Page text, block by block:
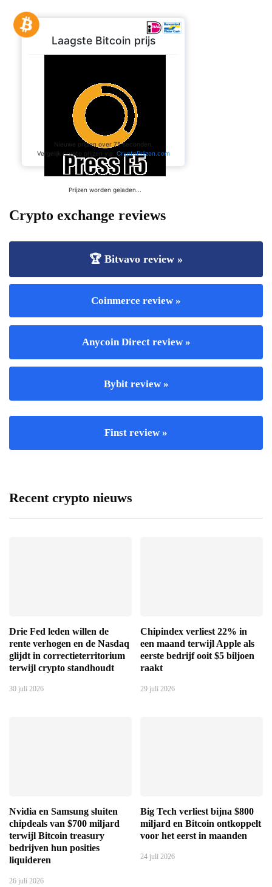
Crypto exchange reviews
🏆 Bitvavo review »
Coinmerce review »
Anycoin Direct review »
Bybit review »
Finst review »
Recent crypto nieuws
Drie Fed leden willen de
rente verhogen en de Nasdaq
glijdt in correctieterritorium
terwijl crypto standhoudt
30 juli 2026
Chipindex verliest 22% in
een maand terwijl Apple als
eerste bedrijf ooit $5 biljoen
raakt
29 juli 2026
Nvidia en Samsung sluiten
chipdeals van $700 miljard
terwijl Bitcoin treasury
bedrijven hun posities
liquideren
26 juli 2026
Big Tech verliest bijna $800
miljard en Bitcoin ontkoppelt
voor het eerst in maanden
24 juli 2026